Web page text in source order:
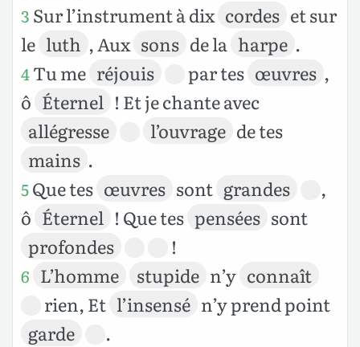
3 Sur l’instrument à dix cordes et sur
le luth , Aux sons de la harpe .
4Tu me réjouis par tes œuvres ,
ô Éternel ! Et je chante avec
allégresse
l’ouvrage de tes
mains .
5Que tes œuvres sont grandes
,
ô Éternel ! Que tes pensées sont
profondes
!
6 L’homme stupide n’y connaît
rien, Et l’insensé n’y prend point
garde
.